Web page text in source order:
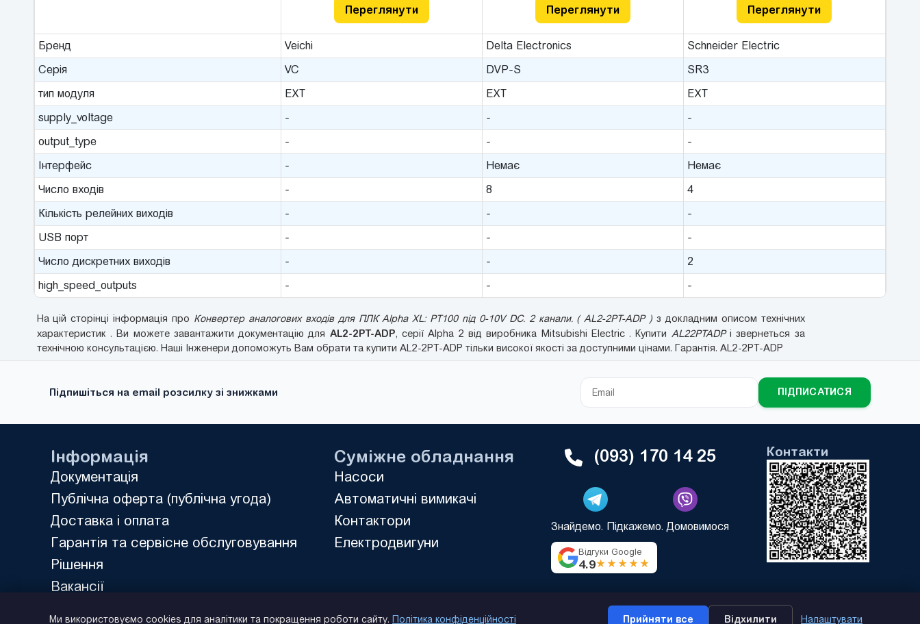
Переглянути Переглянути Переглянути
Бренд Veichi Delta Electronics
Schneider Electric
Серія
VC DVP-S
SR3
тип модуля
EXT EXT
EXT
supply_voltage
- -
-
output_type
- -
-
Інтерфейс
- Немає
Немає
Число входів
- 8
4
Кількість релейних виходів
- -
-
USB порт
- -
-
Число дискретних виходів
- -
2
high_speed_outputs
- - -
На цій сторінці інформація про Конвертер аналогових входів для ПЛК Alpha XL: PT100 під 0-10V DC. 2 канали. ( AL2-2PT-ADP ) з докладним описом технічних
характеристик . Ви можете завантажити документацію для AL2-2PT-ADP, серії Alpha 2 від виробника Mitsubishi Electric . Купити AL22PTADPі звернеться за
технічною консультацією. Наші Інженери допоможуть Вам обрати та купити AL2-2PT-ADP тільки високої якості за доступними цінами. Гарантія. AL2-2PT-ADP
Підпишіться на email розсилку зі знижками ПІДПИСАТИСЯ
Інформація
Документація
Публічна оферта (публічна угода)
Доставка і оплата
Гарантія та сервісне обслуговування
Рішення
Вакансії
Суміжне обладнання
Насоси
Автоматичні вимикачі
Контактори
Електродвигуни
(093) 170 14 25
Знайдемо. Підкажемо. Домовимося
Відгуки Google
4.9★★★★★
Контакти
Ми використовуємо cookies для аналітики та покращення роботи сайту. Політика конфіденційності Прийняти все Відхилити Налаштувати